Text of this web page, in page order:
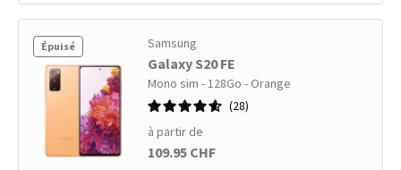
Épuisé Samsung
Galaxy S20 FE
Mono sim - 128Go - Orange
28
à partir de
109.95 CHF